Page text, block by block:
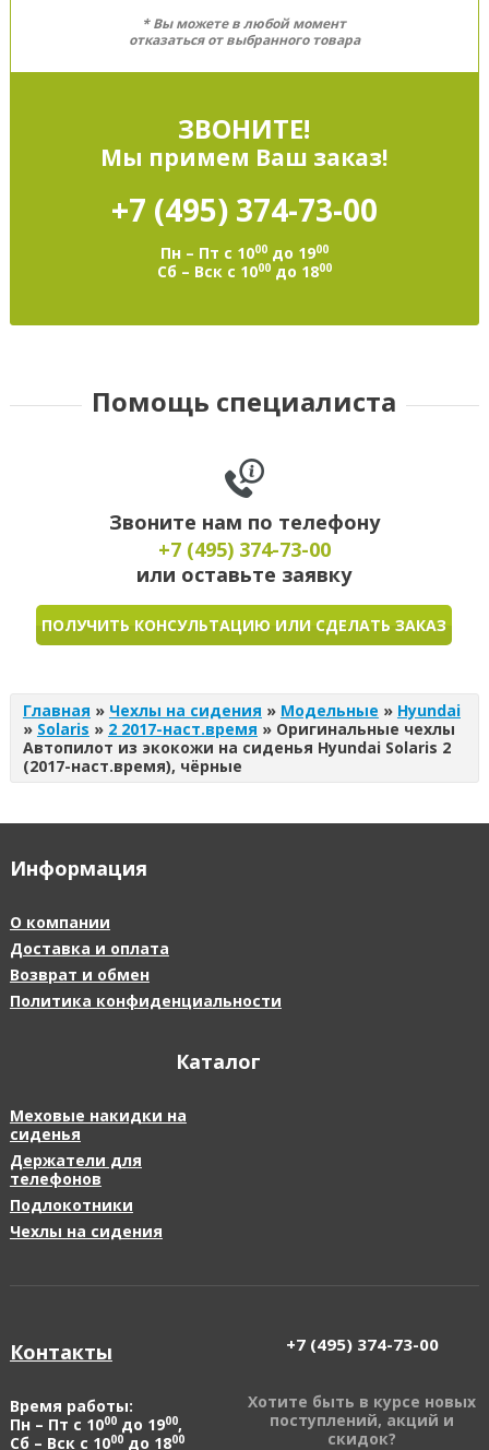
* Вы можете в любой момент
отказаться от выбранного товара
ЗВОНИТЕ!
Мы примем Ваш заказ!
+7 (495) 374-73-00
Пн – Пт с 1000до 1900
Сб – Вск с 1000до 1800
Помощь специалиста
Звоните нам по телефону
+7 (495) 374-73-00
или оставьте заявку
ПОЛУЧИТЬ КОНСУЛЬТАЦИЮ ИЛИ СДЕЛАТЬ ЗАКАЗ
Главная » Чехлы на сидения » Модельные » Hyundai
» Solaris » 2 2017-наст.время » Оригинальные чехлы
Автопилот из экокожи на сиденья Hyundai Solaris 2
(2017-наст.время), чёрные
Информация
О компании
Доставка и оплата
Возврат и обмен
Политика конфиденциальности
Каталог
Меховые накидки на
сиденья
Держатели для
телефонов
Подлокотники
Чехлы на сидения
Контакты
Время работы:
Пн – Пт с 1000до 1900,
Сб – Вск с 1000до 1800
+7 (495) 374-73-00
Хотите быть в курсе новых
поступлений, акций и
скидок?